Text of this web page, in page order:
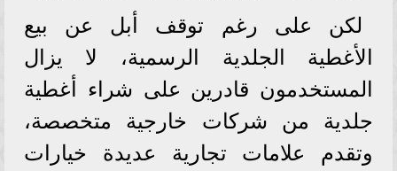
لكن على رغم توقف أبل عن بيع
الأغطية الجلدية الرسمية، لا يزال
المستخدمون قادرين على شراء أغطية
جلدية من شركات خارجية متخصصة،
وتقدم علامات تجارية عديدة خيارات